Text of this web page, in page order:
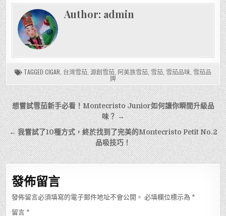
Author: admin
TAGGED CIGAR 台灣雪茄 源創雪茄 阿美族雪茄 雪茄 雪茄品味 雪茄品
牌
文
章
導
覽
想嘗試雪茄新手必看！Montecristo Junior如何讓你瞬間升級品
味？ →
← 我嘗試了10種方式，終於找到了完美的Montecristo Petit No.2
品吸技巧！
發佈留言
發佈留言必須填寫的電子郵件地址不會公開。 必填欄位標示為 *
留言 *